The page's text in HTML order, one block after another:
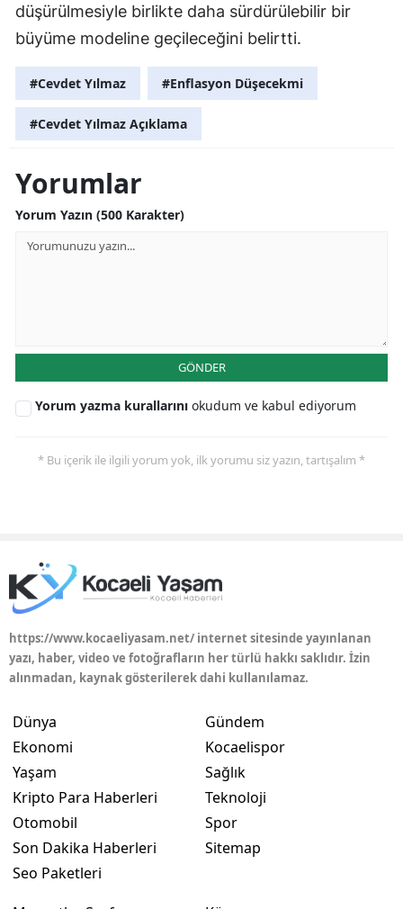
düşürülmesiyle birlikte daha sürdürülebilir bir
büyüme modeline geçileceğini belirtti.
#Cevdet Yılmaz #Enflasyon Düşecekmi
#Cevdet Yılmaz Açıklama
Yorumlar
Yorum Yazın (500 Karakter)
GÖNDER
Yorum yazma kurallarını okudum ve kabul ediyorum
* Bu içerik ile ilgili yorum yok, ilk yorumu siz yazın, tartışalım *
https://www.kocaeliyasam.net/ internet sitesinde yayınlanan
yazı, haber, video ve fotoğrafların her türlü hakkı saklıdır. İzin
alınmadan, kaynak gösterilerek dahi kullanılamaz.
Dünya
Ekonomi
Yaşam
Kripto Para Haberleri
Otomobil
Son Dakika Haberleri
Seo Paketleri
Gündem
Kocaelispor
Sağlık
Teknoloji
Spor
Sitemap